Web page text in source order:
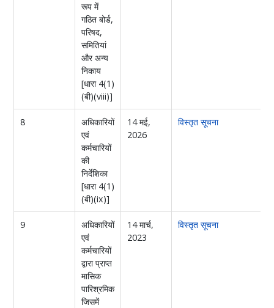
रूप में
गठित बोर्ड,
परिषद,
समितियां
और अन्य
निकाय
[धारा 4(1)
(बी)(viii)]
8
अधिकारियों
एवं
कर्मचारियों
की
निर्देशिका
[धारा 4(1)
(बी)(ix)]
14 मई,
2026
विस्तृत सूचना
9
अधिकारियों
एवं
कर्मचारियों
द्वारा प्राप्त
मासिक
पारिश्रमिक
जिसमें
14 मार्च,
2023
विस्तृत सूचना